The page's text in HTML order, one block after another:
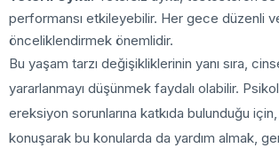
performansı etkileyebilir. Her gece düzenli
önceliklendirmek önemlidir.
Bu yaşam tarzı değişikliklerinin yanı sıra,
yararlanmayı düşünmek faydalı olabilir.
ereksiyon sorunlarına katkıda bulunduğu
konuşarak bu konularda da yardım almak,